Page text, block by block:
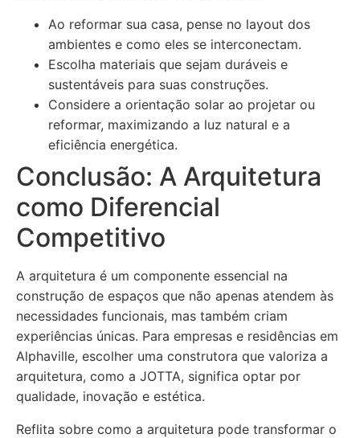
Ao reformar sua casa, pense no layout dos
ambientes e como eles se interconectam.
Escolha materiais que sejam duráveis e
sustentáveis para suas construções.
Considere a orientação solar ao projetar ou
reformar, maximizando a luz natural e a
eficiência energética.
Conclusão: A Arquitetura
como Diferencial
Competitivo
A arquitetura é um componente essencial na
construção de espaços que não apenas atendem às
necessidades funcionais, mas também criam
experiências únicas. Para empresas e residências em
Alphaville, escolher uma construtora que valoriza a
arquitetura, como a JOTTA, significa optar por
qualidade, inovação e estética.
Reflita sobre como a arquitetura pode transformar o